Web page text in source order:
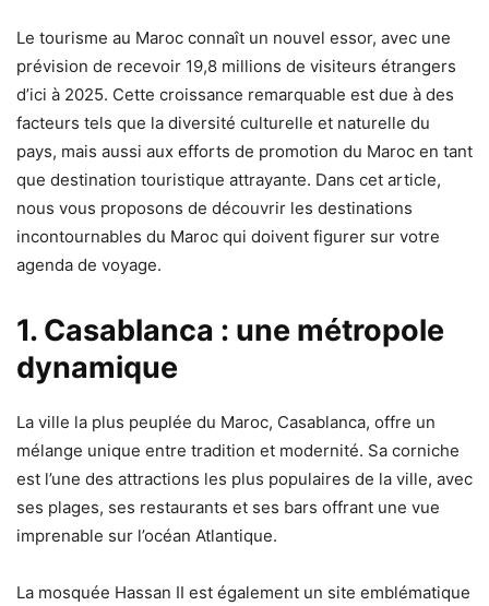
Le tourisme au Maroc connaît un nouvel essor, avec une
prévision de recevoir 19,8 millions de visiteurs étrangers
d’ici à 2025. Cette croissance remarquable est due à des
facteurs tels que la diversité culturelle et naturelle du
pays, mais aussi aux efforts de promotion du Maroc en tant
que destination touristique attrayante. Dans cet article,
nous vous proposons de découvrir les destinations
incontournables du Maroc qui doivent figurer sur votre
agenda de voyage.
1. Casablanca : une métropole
dynamique
La ville la plus peuplée du Maroc, Casablanca, offre un
mélange unique entre tradition et modernité. Sa corniche
est l’une des attractions les plus populaires de la ville, avec
ses plages, ses restaurants et ses bars offrant une vue
imprenable sur l’océan Atlantique.
La mosquée Hassan II est également un site emblématique